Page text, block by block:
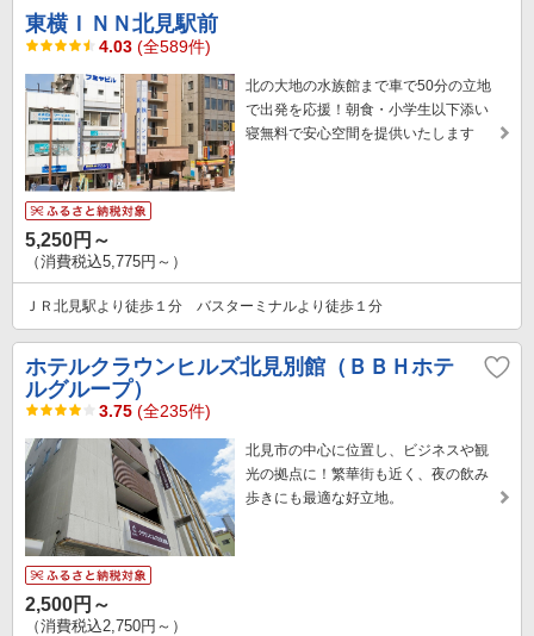
東横ＩＮＮ北見駅前
4.03 (全589件)
北の大地の水族館まで車で50分の立地
で出発を応援！朝食・小学生以下添い
寝無料で安心空間を提供いたします
5,250円～
（消費税込5,775円～）
ＪＲ北見駅より徒歩１分 バスターミナルより徒歩１分
ホテルクラウンヒルズ北見別館（ＢＢＨホテ
ルグループ）
3.75 (全235件)
北見市の中心に位置し、ビジネスや観
光の拠点に！繁華街も近く、夜の飲み
歩きにも最適な好立地。
2,500円～
（消費税込2,750円～）